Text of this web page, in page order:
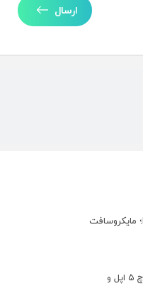
خبر بد برای کاربران Edge؛ مایکروسافت
گوگل با طراحی پیکسل واچ ۵ اپل و
ارسال